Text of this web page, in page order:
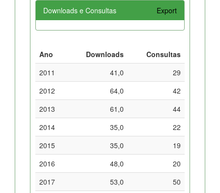
Downloads e Consultas Export
Ano Downloads
Consultas
2011
41,0
29
2012
64,0
42
2013
61,0
44
2014
35,0
22
2015
35,0
19
2016
48,0
20
2017
53,0
50